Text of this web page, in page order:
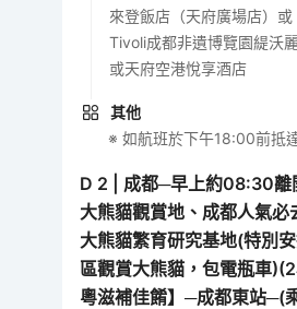
來登飯店（天府廣場店）或
Tivoli成都非遺博覽園緹沃
或天府空港悅享酒店
其他
※ 如航班於下午18:00前抵
D 2
成都─早上約08:30離
大熊貓觀賞地、成都人氣必
大熊貓繁育研究基地(特別
區觀賞大熊貓，包電瓶車
粵滋補佳餚】─成都東站─(